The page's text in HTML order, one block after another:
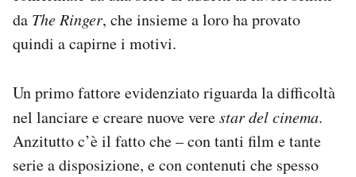
da The Ringer, che insieme a loro ha provato
quindi a capirne i motivi.
Un primo fattore evidenziato riguarda la difficoltà
nel lanciare e creare nuove verestar del cinema.
Anzitutto c’è il fatto che – con tanti film e tante
serie a disposizione, e con contenuti che spesso